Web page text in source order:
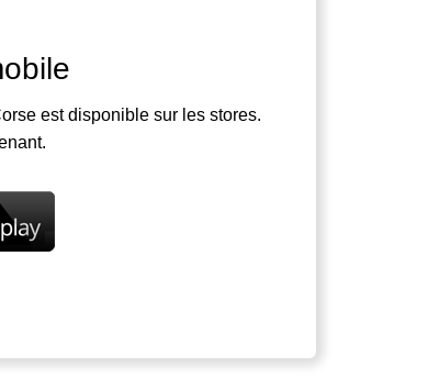
est disponible sur les stores.